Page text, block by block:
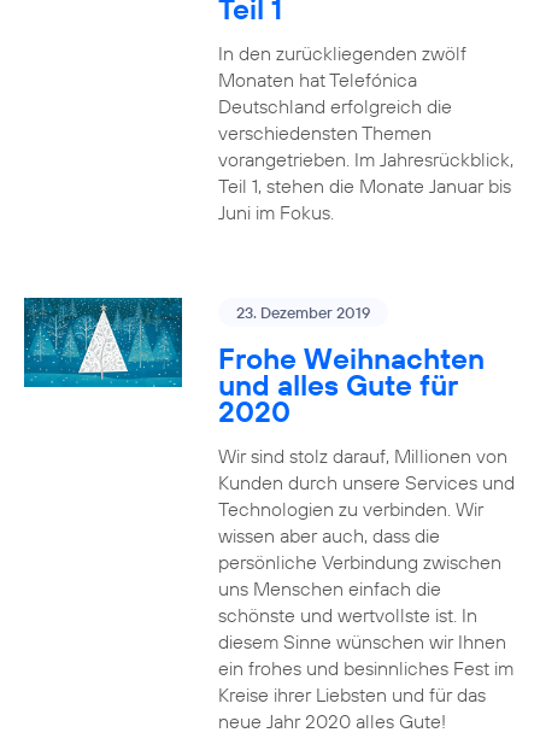
Teil 1
In den zurückliegenden zwölf
Monaten hat Telefónica
Deutschland erfolgreich die
verschiedensten Themen
vorangetrieben. Im Jahresrückblick,
Teil 1, stehen die Monate Januar bis
Juni im Fokus.
23. Dezember 2019
Frohe Weihnachten
und alles Gute für
2020
Wir sind stolz darauf, Millionen von
Kunden durch unsere Services und
Technologien zu verbinden. Wir
wissen aber auch, dass die
persönliche Verbindung zwischen
uns Menschen einfach die
schönste und wertvollste ist. In
diesem Sinne wünschen wir Ihnen
ein frohes und besinnliches Fest im
Kreise ihrer Liebsten und für das
neue Jahr 2020 alles Gute!